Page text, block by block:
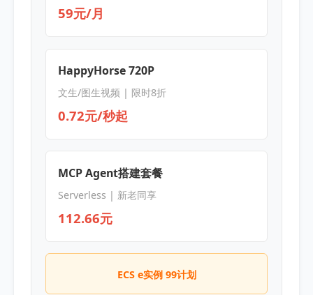
59元/月
HappyHorse 720P
文生/图生视频 | 限时8折
0.72元/秒起
MCP Agent搭建套餐
Serverless | 新老同享
112.66元
ECS e实例 99计划